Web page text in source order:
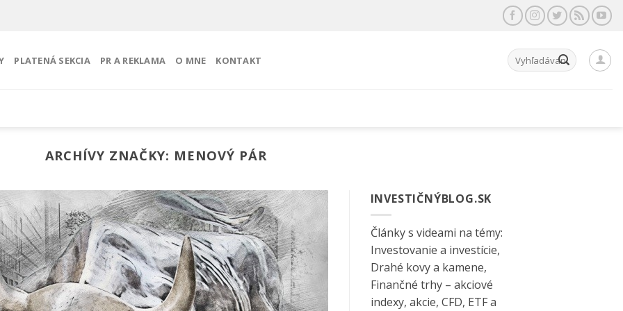
PLATENÁ SEKCIA PR A REKLAMA O MNE KONTAKT Hľadať:
ARCHÍVY ZNAČKY: MENOVÝ PÁR
INVESTIČNÝBLOG.SK
Články s videami na témy:
Investovanie a investície,
Drahé kovy a kamene,
Finančné trhy – akciové
indexy, akcie, CFD, ETF a